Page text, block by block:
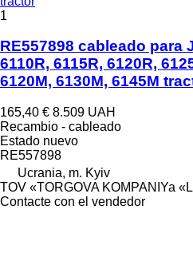
1
RE557898 cableado para
6110R, 6115R, 6120R,
6120M, 6130M, 6145M
165,40 € 8.509 UAH
Recambio - cableado
Estado nuevo
RE557898
Ucrania, m. Kyiv
TOV «TORGOVA KOMPANIYa
Contacte con el vendedor